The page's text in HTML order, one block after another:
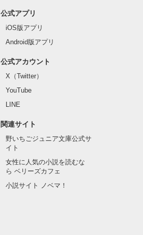
公式アプリ
iOS版アプリ
Android版アプリ
公式アカウント
X（Twitter）
YouTube
LINE
関連サイト
野いちごジュニア文庫公式サ
イト
女性に人気の小説を読むな
ら ベリーズカフェ
小説サイト ノベマ！